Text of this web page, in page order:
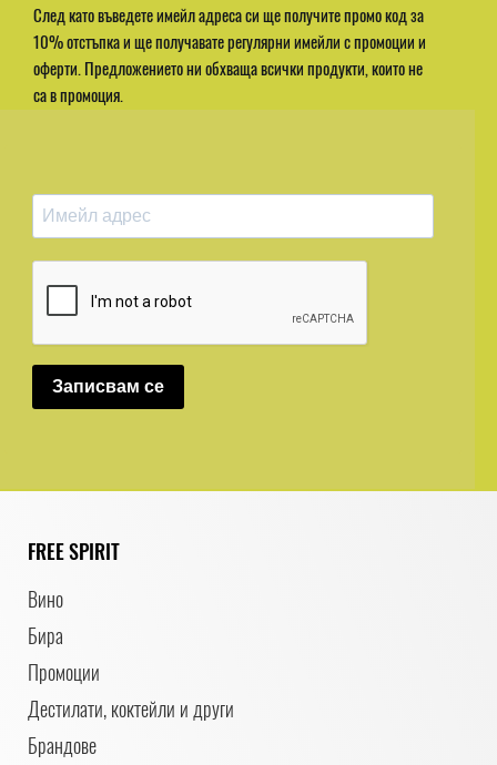
След като въведете имейл адреса си ще получите промо код за
10% отстъпка и ще получавате регулярни имейли с промоции и
оферти. Предложението ни обхваща всички продукти, които не
са в промоция.
Записвам се
FREE SPIRIT
Вино
Бира
Промоции
Дестилати, коктейли и други
Брандове